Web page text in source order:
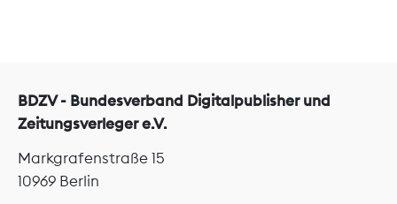
BDZV - Bundesverband Digitalpublisher und
Zeitungsverleger e.V.
Markgrafenstraße 15
10969 Berlin